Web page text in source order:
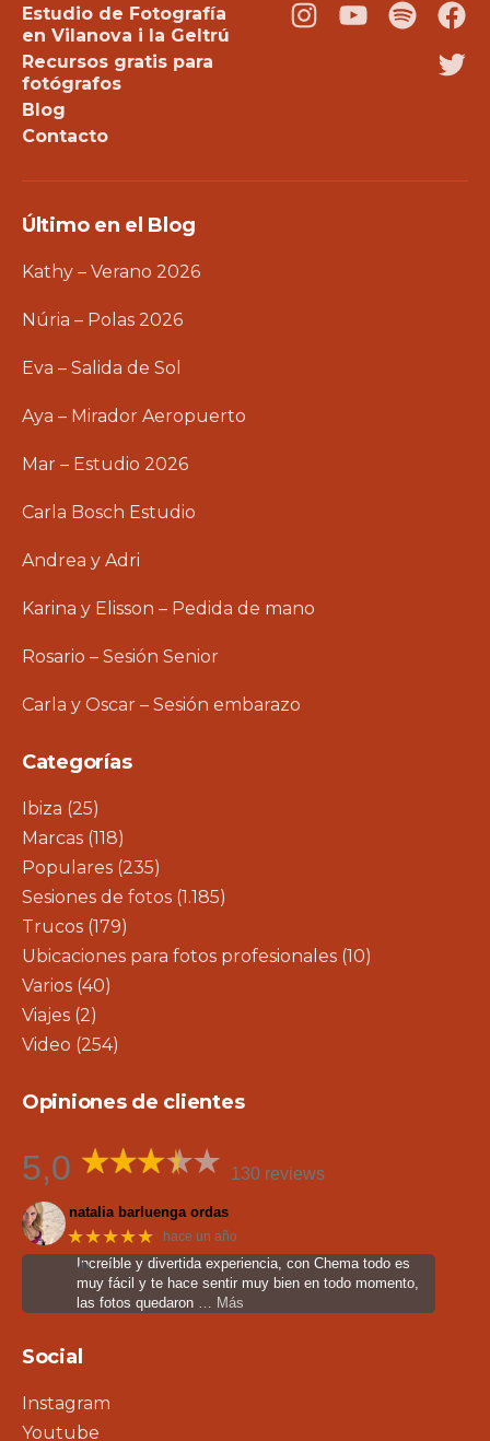
Estudio de Fotografía
en Vilanova i la Geltrú
Recursos gratis para
fotógrafos
Blog
Contacto
Instagram
YoutubePodcast
Último en el Blog
Kathy – Verano 2026
Núria – Polas 2026
Eva – Salida de Sol
Aya – Mirador Aeropuerto
Mar – Estudio 2026
Carla Bosch Estudio
Andrea y Adri
Karina y Elisson – Pedida de mano
Rosario – Sesión Senior
Carla y Oscar – Sesión embarazo
Categorías
Ibiza (25)
Marcas (118)
Populares (235)
Sesiones de fotos (1.185)
Trucos (179)
Ubicaciones para fotos profesionales (10)
Varios (40)
Viajes (2)
Video (254)
Opiniones de clientes
5,0 130 reviews
natalia barluenga ordas
★★★★★ hace un año
Increíble y divertida experiencia, con Chema todo es
muy fácil y te hace sentir muy bien en todo momento,
las fotos quedaron
… Más
Social
Instagram
Youtube